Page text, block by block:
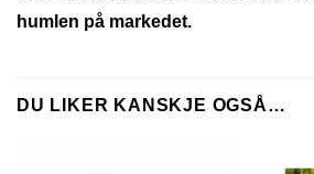
humlen på markedet.
DU LIKER KANSKJE OGSÅ…